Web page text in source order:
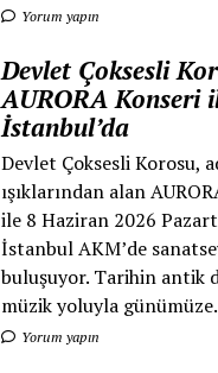
Yorum yapın
Devlet Çoksesli
AURORA Konseri
İstanbul’da
Devlet Çoksesli Korosu,
ışıklarından alan
ile 8 Haziran 2026
İstanbul AKM’de
buluşuyor. Tarihin antik
müzik yoluyla
Yorum yapın